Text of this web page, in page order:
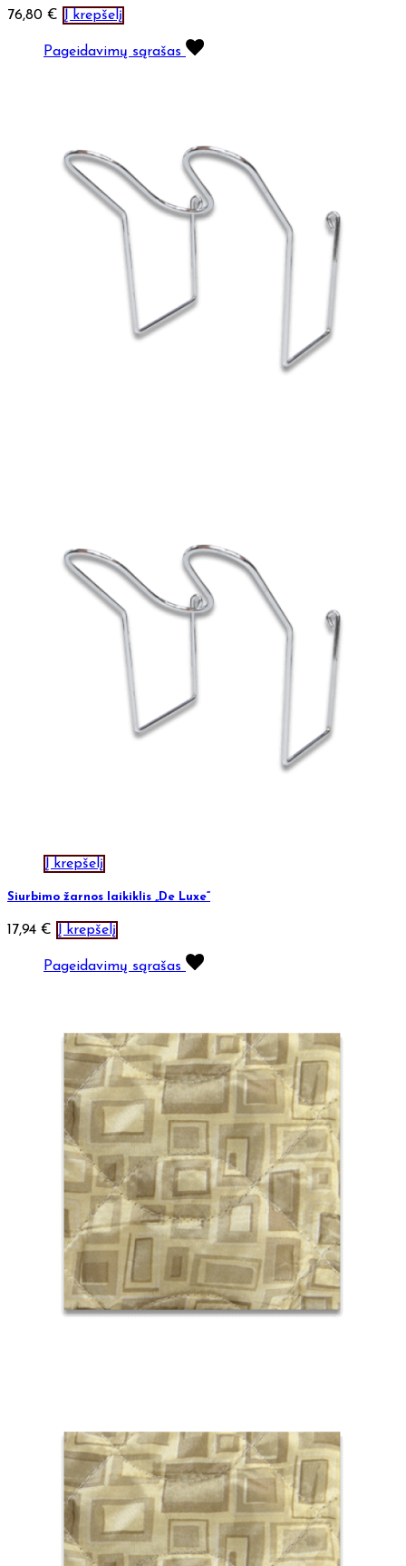
76,80 € Į krepšelį
Pageidavimų sąrašas
Į krepšelį
Siurbimo žarnos laikiklis „De Luxe“
17,94 € Į krepšelį
Pageidavimų sąrašas